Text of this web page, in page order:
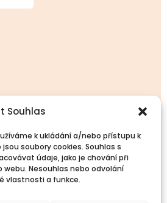
Souhlas
k ukládání a/nebo přístupu k
soubory cookies. Souhlas s
údaje, jako je chování při
Nesouhlas nebo odvolání
vlastnosti a funkce.
Spojte se s námi!
Kontakty